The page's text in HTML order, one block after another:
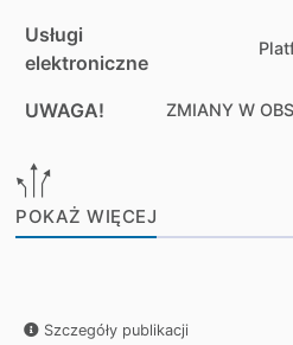
Usługi
elektroniczne
UWAGA! ZMIANY W
POKAŻ WIĘCEJ
Szczegóły publikacji